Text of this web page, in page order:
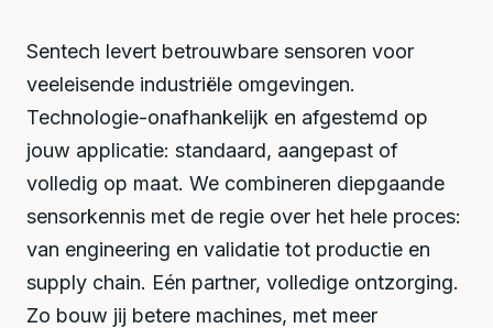
Sentech levert betrouwbare sensoren voor
veeleisende industriële omgevingen.
Technologie-onafhankelijk en afgestemd op
jouw applicatie: standaard, aangepast of
volledig op maat. We combineren diepgaande
sensorkennis met de regie over het hele proces:
van engineering en validatie tot productie en
supply chain. Eén partner, volledige ontzorging.
Zo bouw jij betere machines, met meer